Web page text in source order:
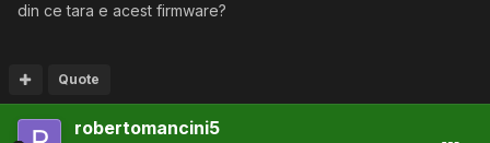
din ce tara e acest firmware?
Quote
robertomancini5